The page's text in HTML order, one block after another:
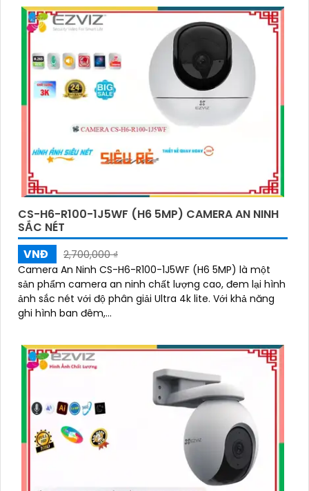
CS-H6-R100-1J5WF (H6 5MP) CAMERA AN NINH
SẮC NÉT
VNĐ
2,700,000 ₫
Camera An Ninh CS-H6-R100-1J5WF (H6 5MP) là một
sản phẩm camera an ninh chất lượng cao, đem lại hình
ảnh sắc nét với độ phân giải Ultra 4k lite. Với khả năng
ghi hình ban đêm,...